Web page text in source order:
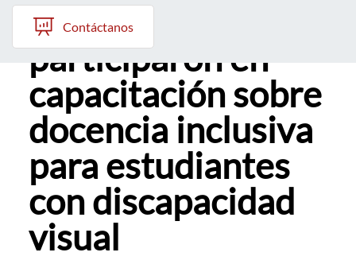
Quiénes somos
Líneas de trabajo 2025-2028
Historia
Proyecto Conocimientos 2030
Contáctanos
Académicos
participaron en
capacitación sobre
docencia inclusiva
para estudiantes
con discapacidad
visual